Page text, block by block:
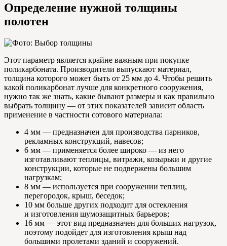
Определение нужной толщины
полотен
Этот параметр является крайне важным при покупке
поликарбоната. Производители выпускают материал,
толщина которого может быть от 25 мм до 4. Чтобы решить
какой поликарбонат лучше для конкретного сооружения,
нужно так же знать, какие бывают размеры и как правильно
выбрать толщину — от этих показателей зависит область
применение в частности сотового материала:
4 мм — предназначен для производства парников,
рекламных конструкций, навесов;
6 мм — применяется более широко — из него
изготавливают теплицы, витражи, козырьки и другие
конструкции, которые не подвержены большим
нагрузкам;
8 мм — используется при сооружении теплиц,
перегородок, крыш, беседок;
10 мм больше других подходит для остекления
и изготовления шумозащитных барьеров;
16 мм — этот вид предназначен для больших нагрузок,
поэтому подойдет для изготовления крыш над
большими пролетами зданий и сооружений.